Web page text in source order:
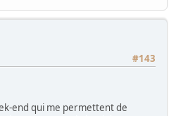
#143
end qui me permettent de